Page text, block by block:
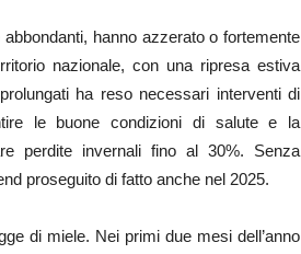
hanno azzerato o fortemente
nazionale, con una ripresa estiva
ha reso necessari interventi di
le buone condizioni di salute e la
perdite invernali fino al 30%. Senza
proseguito di fatto anche nel 2025.
di miele. Nei primi due mesi dell’anno